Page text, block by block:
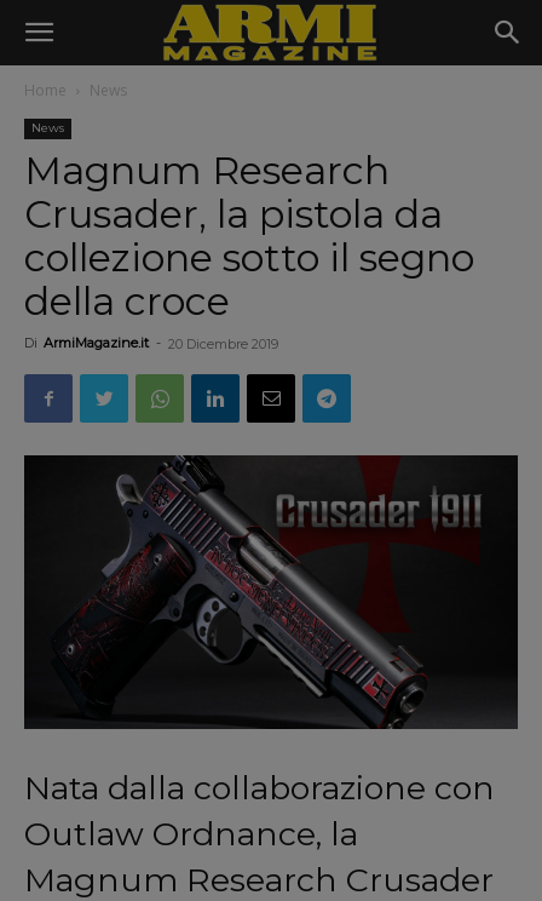
Home News
News
Magnum Research
Crusader, la pistola da
collezione sotto il segno
della croce
Di ArmiMagazine.it - 20 Dicembre 2019
Nata dalla collaborazione con
Outlaw Ordnance, la
Magnum Research Crusader